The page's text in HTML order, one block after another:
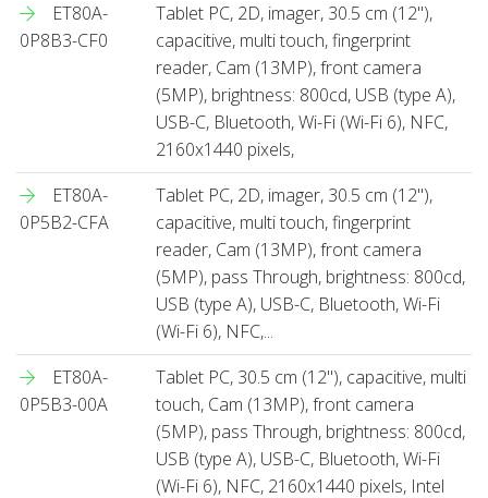
ET80A-
0P8B3-CF0
Tablet PC, 2D, imager, 30.5 cm (12''),
capacitive, multi touch, fingerprint
reader, Cam (13MP), front camera
(5MP), brightness: 800cd, USB (type A),
USB-C, Bluetooth, Wi-Fi (Wi-Fi 6), NFC,
2160x1440 pixels,
ET80A-
0P5B2-CFA
Tablet PC, 2D, imager, 30.5 cm (12''),
capacitive, multi touch, fingerprint
reader, Cam (13MP), front camera
(5MP), pass Through, brightness: 800cd,
USB (type A), USB-C, Bluetooth, Wi-Fi
(Wi-Fi 6), NFC,...
ET80A-
0P5B3-00A
Tablet PC, 30.5 cm (12''), capacitive, multi
touch, Cam (13MP), front camera
(5MP), pass Through, brightness: 800cd,
USB (type A), USB-C, Bluetooth, Wi-Fi
(Wi-Fi 6), NFC, 2160x1440 pixels, Intel